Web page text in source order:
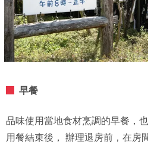
早餐
品味使用當地食材烹調的早餐，
用餐結束後， 辦理退房前，在房